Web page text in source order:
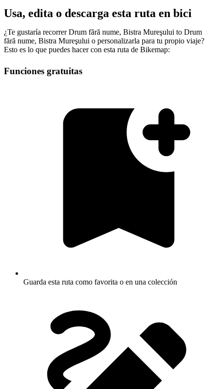
Usa, edita o descarga esta ruta en bici
¿Te gustaría recorrer Drum fără nume, Bistra Mureşului to Drum
fără nume, Bistra Mureşului o personalizarla para tu propio viaje?
Esto es lo que puedes hacer con esta ruta de Bikemap:
Funciones gratuitas
Guarda esta ruta como favorita o en una colección